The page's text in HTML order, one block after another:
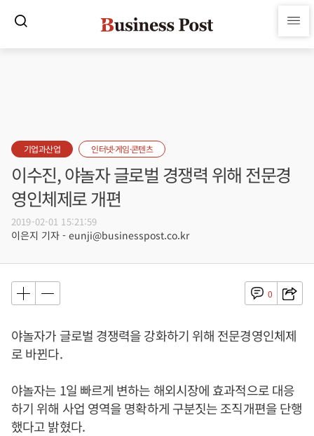
기업과산업 인터넷·게임·콘텐츠
이수진, 야놀자 글로벌 경쟁력 위해 전문경
영인체제로 개편
2019-02-01 15:21:59
이은지 기자 - eunji@businesspost.co.kr
0
야놀자가 글로벌 경쟁력을 강화하기 위해 전문경영인체제
로 바뀐다.
야놀자는 1일 빠르게 변하는 해외시장에 효과적으로 대응
하기 위해 사업 영역을 명확하게 구분짓는 조직개편을 단행
했다고 밝혔다.